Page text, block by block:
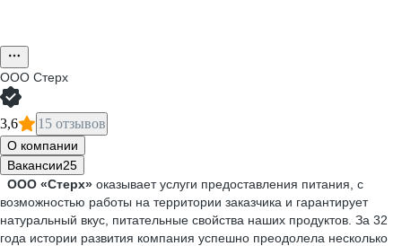
ООО Стерх
3,6 15 отзывов
О компании
Вакансии25
ООО «Стерх» оказывает услуги предоставления питания, с
возможностью работы на территории заказчика и гарантирует
натуральный вкус, питательные свойства наших продуктов. За 32
года истории развития компания успешно преодолела несколько